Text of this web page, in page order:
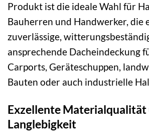
Produkt ist die ideale Wahl für
Bauherren und Handwerker, die
zuverlässige,
ansprechende Dacheindeckung
Carports, Geräteschuppen,
Bauten oder auch industrielle
Exzellente Materialqualität
Langlebigkeit